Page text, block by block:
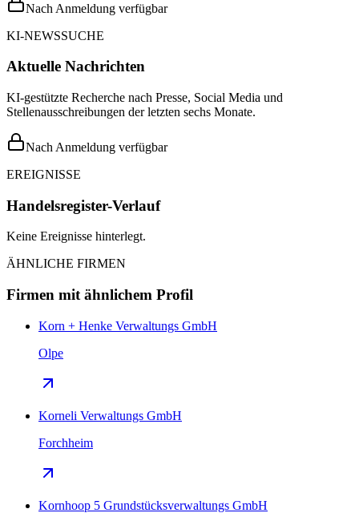
Nach Anmeldung verfügbar
KI-NEWSSUCHE
Aktuelle Nachrichten
KI-gestützte Recherche nach Presse, Social Media und
Stellenausschreibungen der letzten sechs Monate.
Nach Anmeldung verfügbar
EREIGNISSE
Handelsregister-Verlauf
Keine Ereignisse hinterlegt.
ÄHNLICHE FIRMEN
Firmen mit ähnlichem Profil
Korn + Henke Verwaltungs GmbH
Olpe
Korneli Verwaltungs GmbH
Forchheim
Kornhoop 5 Grundstücksverwaltungs GmbH